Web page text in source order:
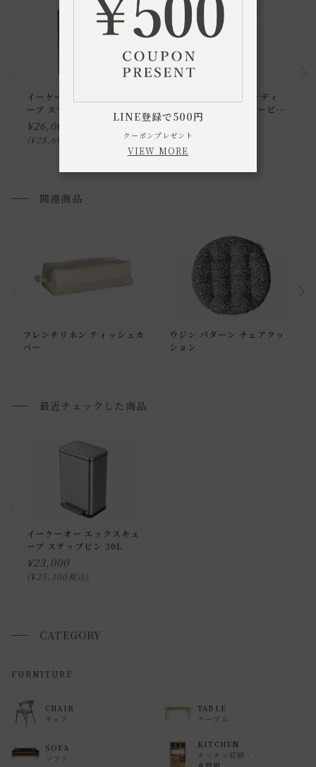
通常配送の場合、お品物は玄関前での引渡しとなります。
■ご不明な点やご希望がございましたら、お気軽にお問い合
小型商品の日時・時間指定について
申し訳ございませんが、具体的な時間帯指定をしての出荷は
できません。
また、 日曜・祝日は、時間帯指定ができません。
いませ 。
返品・交換について
ご覧ください。
イーケーオー エックスキュ
ーブ ステップビン 45L
¥26,000
¥28,600
イーケーオー モランディ
プラスチックセンサービン
12L7,800
¥ 8,580
関連商品
フレンチリネン ティッシュカ
バー
ウジン パターン チェアクッ
ション
最近チェックした商品
イーケーオー エックスキュ
ーブ ステップビン 30L
¥23,000
¥25,300 税込
CATEGORY
FURNITURE
CHAIR
チェア
TABLE
テーブル
SOFA
ソファ
KITCHEN
キッチン収納・
LINE登録で500円
クーポンプレゼント
VIEW MORE